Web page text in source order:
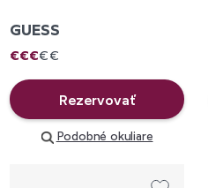
GUESS
€€€€€
Rezervovať
Podobné okuliare